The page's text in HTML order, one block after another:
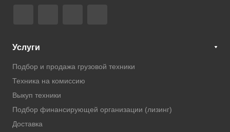
Услуги
Подбор и продажа грузовой техники
Техника на комиссию
Выкуп техники
Подбор финансирующей организации (лизинг)
Доставка